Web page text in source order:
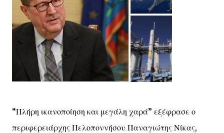
“Πλήρη ικανοποίηση και μεγάλη χαρά” εξέφρασε ο
περιφερειάρχης Πελοποννήσου Παναγιώτης Νίκας,